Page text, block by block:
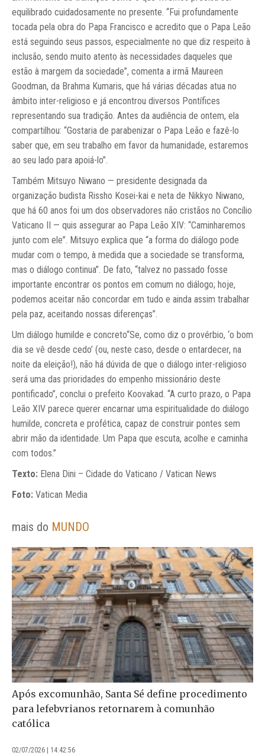
equilibrado cuidadosamente no presente. “Fui profundamente
tocada pela obra do Papa Francisco e acredito que o Papa Leão
está seguindo seus passos, especialmente no que diz respeito à
inclusão, sendo muito atento às necessidades daqueles que
estão à margem da sociedade”, comenta a irmã Maureen
Goodman, da Brahma Kumaris, que há várias décadas atua no
âmbito inter-religioso e já encontrou diversos Pontífices
representando sua tradição. Antes da audiência de ontem, ela
compartilhou: “Gostaria de parabenizar o Papa Leão e fazê-lo
saber que, em seu trabalho em favor da humanidade, estaremos
ao seu lado para apoiá-lo”.
Também Mitsuyo Niwano — presidente designada da
organização budista Rissho Kosei-kai e neta de Nikkyo Niwano,
que há 60 anos foi um dos observadores não cristãos no Concílio
Vaticano II — quis assegurar ao Papa Leão XIV: “Caminharemos
junto com ele”. Mitsuyo explica que “a forma do diálogo pode
mudar com o tempo, à medida que a sociedade se transforma,
mas o diálogo continua”. De fato, “talvez no passado fosse
importante encontrar os pontos em comum no diálogo; hoje,
podemos aceitar não concordar em tudo e ainda assim trabalhar
pela paz, aceitando nossas diferenças”.
Um diálogo humilde e concreto“Se, como diz o provérbio, ‘o bom
dia se vê desde cedo’ (ou, neste caso, desde o entardecer, na
noite da eleição!), não há dúvida de que o diálogo inter-religioso
será uma das prioridades do empenho missionário deste
pontificado”, conclui o prefeito Koovakad. “A curto prazo, o Papa
Leão XIV parece querer encarnar uma espiritualidade do diálogo
humilde, concreta e profética, capaz de construir pontes sem
abrir mão da identidade. Um Papa que escuta, acolhe e caminha
com todos.”
Texto: Elena Dini – Cidade do Vaticano / Vatican News
Foto: Vatican Media
mais do MUNDO
Após excomunhão, Santa Sé define procedimento
para lefebvrianos retornarem à comunhão
católica
02/07/2026 | 14:42:56